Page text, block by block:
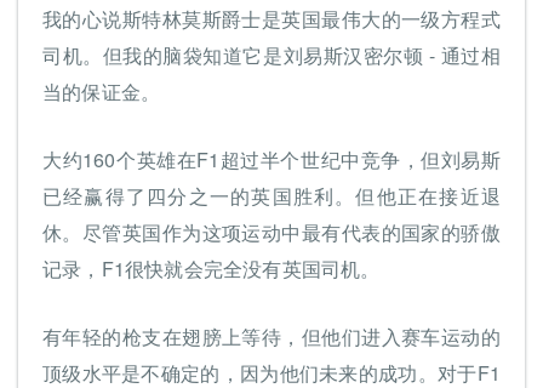
我的心说斯特林莫斯爵士是英国最伟大的一级方程式
司机。但我的脑袋知道它是刘易斯汉密尔顿 - 通过相
当的保证金。
大约160个英雄在F1超过半个世纪中竞争，但刘易斯
已经赢得了四分之一的英国胜利。但他正在接近退
休。尽管英国作为这项运动中最有代表的国家的骄傲
记录，F1很快就会完全没有英国司机。
有年轻的枪支在翅膀上等待，但他们进入赛车运动的
顶级水平是不确定的，因为他们未来的成功。对于F1